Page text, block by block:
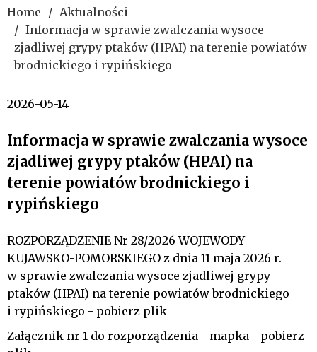
Home
Aktualności
Informacja w sprawie zwalczania wysoce
zjadliwej grypy ptaków (HPAI) na terenie powiatów
brodnickiego i rypińskiego
2026-05-14
Informacja w sprawie zwalczania wysoce
zjadliwej grypy ptaków (HPAI) na
terenie powiatów brodnickiego i
rypińskiego
ROZPORZĄDZENIE Nr 28/2026 WOJEWODY
KUJAWSKO-POMORSKIEGO z dnia 11 maja 2026 r.
w sprawie zwalczania wysoce zjadliwej grypy
ptaków (HPAI) na terenie powiatów brodnickiego
i rypińskiego - pobierz plik
Załącznik nr 1 do rozporządzenia - mapka - pobierz